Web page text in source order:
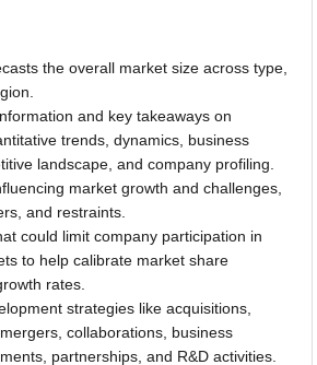
the overall market size across type,
and key takeaways on
trends, dynamics, business
landscape, and company profiling.
market growth and challenges,
and restraints.
could limit company participation in
to help calibrate market share
rates.
strategies like acquisitions,
collaborations, business
partnerships, and R&D activities.